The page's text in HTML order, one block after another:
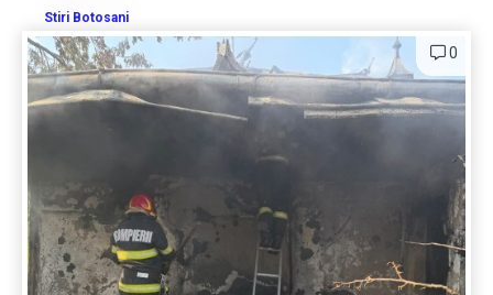
Stiri Botosani
0